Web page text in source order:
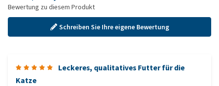
Bewertung zu diesem Produkt
Schreiben Sie Ihre eigene Bewertung
Leckeres, qualitatives Futter für die
Katze